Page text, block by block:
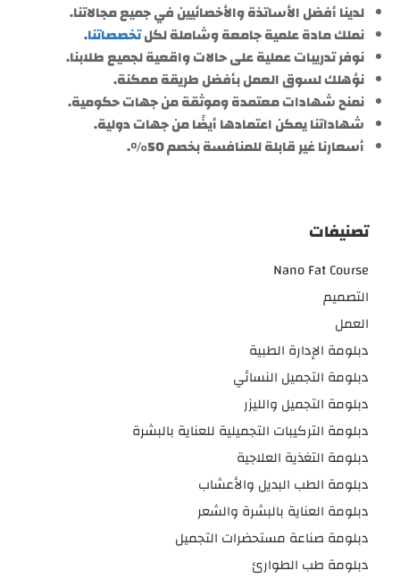
لدينا أفضل الأساتذة والأخصائيين في جميع مجالاتنا.
نملك مادة علمية جامعة وشاملة لكلتخصصاتنا.
نوفر تدريبات عملية على حالات واقعية لجميع طلابنا.
نؤهلك لسوق العمل بأفضل طريقة ممكنة.
نمنح شهادات معتمدة وموثقة من جهات حكومية.
شهاداتنا يمكن اعتمادها أيضًا من جهات دولية.
أسعارنا غير قابلة للمنافسة بخصم 50%.
تصنيفات
Nano Fat Course
التصميم
العمل
دبلومة الإدارة الطبية
دبلومة التجميل النسائي
دبلومة التجميل والليزر
دبلومة التركيبات التجميلية للعناية بالبشرة
دبلومة التغذية العلاجية
دبلومة الطب البديل والأعشاب
دبلومة العناية بالبشرة والشعر
دبلومة صناعة مستحضرات التجميل
دبلومة طب الطوارئ